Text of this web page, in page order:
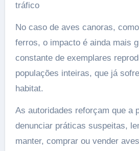
tráfico
No caso de aves canoras,
ferros, o impacto é ainda mais
constante de exemplares
populações inteiras, que já
habitat.
As autoridades reforçam que a
denunciar práticas suspeitas,
manter, comprar ou vender